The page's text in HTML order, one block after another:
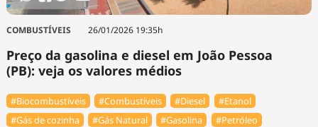
COMBUSTÍVEIS 26/01/2026 19:35h
Preço da gasolina e diesel em João Pessoa
(PB): veja os valores médios
#Biocombustíveis #Combustíveis #Diesel
#Etanol
#Gás de cozinha
#Gás Natural #Gasolina #Petróleo